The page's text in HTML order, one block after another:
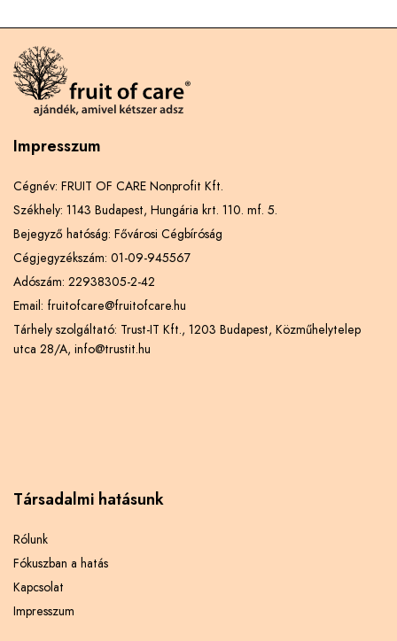
Impresszum
Cégnév: FRUIT OF CARE Nonprofit Kft.
Székhely: 1143 Budapest, Hungária krt. 110. mf. 5.
Bejegyző hatóság: Fővárosi Cégbíróság
Cégjegyzékszám: 01-09-945567
Adószám: 22938305-2-42
Email: fruitofcare@fruitofcare.hu
Tárhely szolgáltató: Trust-IT Kft., 1203 Budapest, Közműhelytelep
utca 28/A, info@trustit.hu
Társadalmi hatásunk
Rólunk
Fókuszban a hatás
Kapcsolat
Impresszum